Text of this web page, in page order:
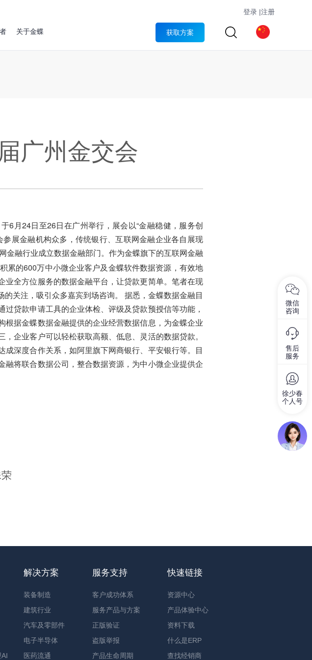
登录 |注册
关于金蝶 获取方案
广州金交会
6月24日至26日在广州举行，展会以“金融稳健，服务创
展金融机构众多，传统银行、互联网金融企业各自展现
金融行业成立数据金融部门。作为金蝶旗下的互联网金融
累的600万中小微企业客户及金蝶软件数据资源，有效地
全方位服务的数据金融平台，让贷款更简单。笔者在现
关注，吸引众多嘉宾到场咨询。 据悉，金蝶数据金融目
贷款申请工具的企业体检、评级及贷款预授信等功能，
据金蝶数据金融提供的企业经营数据信息，为金蝶企业
企业客户可以轻松获取高额、低息、灵活的数据贷款。
深度合作关系，如阿里旗下网商银行、平安银行等。目
将联合数据公司，整合数据资源，为中小微企业提供企
解决方案
装备制造
建筑行业
汽车及零部件
电子半导体
医药流通
服务支持
客户成功体系
服务产品与方案
正版验证
盗版举报
产品生命周期
快速链接
资源中心
产品体验中心
资料下载
什么是ERP
查找经销商
微信
咨询
售后
服务
徐少春
个人号